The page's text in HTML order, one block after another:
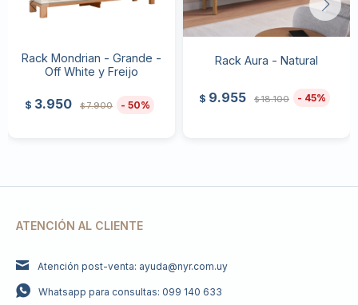
Rack Mondrian - Grande -
Off White y Freijo
$ 3.950 $7.900 50
Rack Aura - Natural
$ 9.955 $18.100 45
ATENCIÓN AL CLIENTE
Atención post-venta: ayuda@nyr.com.uy
Whatsapp para consultas: 099 140 633